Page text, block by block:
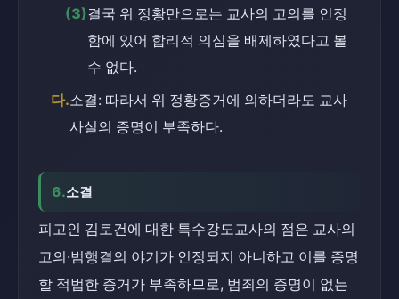
(3)결국 위 정황만으로는 교사의 고의를 인정
함에 있어 합리적 의심을 배제하였다고 볼
수 없다.
다.소결: 따라서 위 정황증거에 의하더라도 교사
사실의 증명이 부족하다.
6.소결
피고인 김토건에 대한 특수강도교사의 점은 교사의
고의·범행결의 야기가 인정되지 아니하고 이를 증명
할 적법한 증거가 부족하므로, 범죄의 증명이 없는